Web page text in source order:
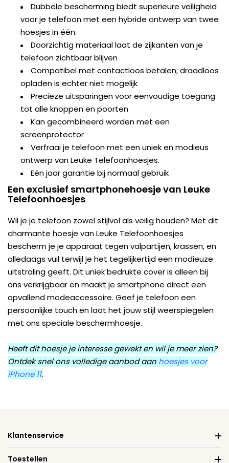
Dubbele bescherming biedt superieure veiligheid
voor je telefoon met een hybride ontwerp van twee
hoesjes in één.
Doorzichtig materiaal laat de zijkanten van je
telefoon zichtbaar blijven
Compatibel met contactloos betalen; draadloos
opladen is echter niet mogelijk
Precieze uitsparingen voor eenvoudige toegang
tot alle knoppen en poorten
Kan gecombineerd worden met een
screenprotector
Verfraai je telefoon met een uniek en modieus
ontwerp van Leuke Telefoonhoesjes.
Eén jaar garantie bij normaal gebruik
Een exclusief smartphonehoesje van Leuke
Telefoonhoesjes
Wil je je telefoon zowel stijlvol als veilig houden? Met dit
charmante hoesje van Leuke Telefoonhoesjes
bescherm je je apparaat tegen valpartijen, krassen, en
alledaags vuil terwijl je het tegelijkertijd een modieuze
uitstraling geeft. Dit uniek bedrukte cover is alleen bij
ons verkrijgbaar en maakt je smartphone direct een
opvallend modeaccessoire. Geef je telefoon een
persoonlijke touch en laat het jouw stijl weerspiegelen
met ons speciale beschermhoesje.
Heeft dit hoesje je interesse gewekt en wil je meer zien?
Ontdek snel ons volledige aanbod aan hoesjes voor
iPhone 11.
Klantenservice
Toestellen